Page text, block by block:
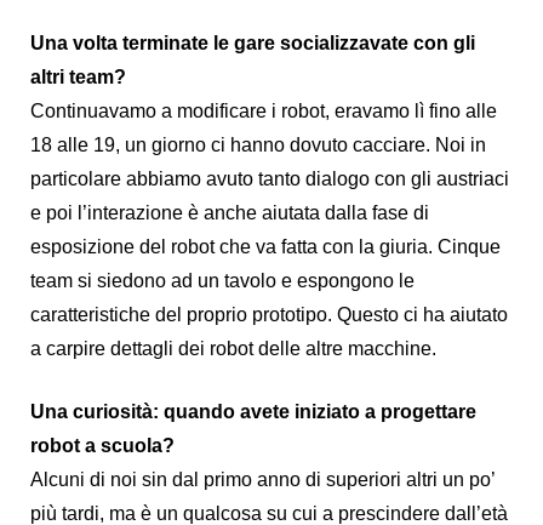
Una volta terminate le gare socializzavate con gli
altri team?
Continuavamo a modificare i robot, eravamo lì fino alle
18 alle 19, un giorno ci hanno dovuto cacciare. Noi in
particolare abbiamo avuto tanto dialogo con gli austriaci
e poi l’interazione è anche aiutata dalla fase di
esposizione del robot che va fatta con la giuria. Cinque
team si siedono ad un tavolo e espongono le
caratteristiche del proprio prototipo. Questo ci ha aiutato
a carpire dettagli dei robot delle altre macchine.
Una curiosità: quando avete iniziato a progettare
robot a scuola?
Alcuni di noi sin dal primo anno di superiori altri un po’
più tardi, ma è un qualcosa su cui a prescindere dall’età